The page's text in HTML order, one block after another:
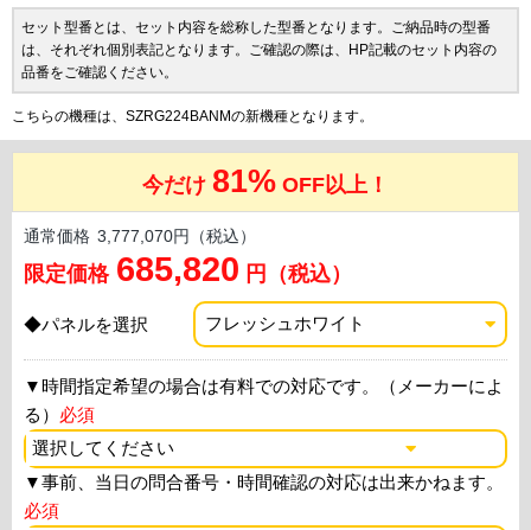
セット型番とは、セット内容を総称した型番となります。ご納品時の型番
は、それぞれ個別表記となります。ご確認の際は、HP記載のセット内容の
品番をご確認ください。
こちらの機種は、SZRG224BANMの新機種となります。
今だけ 81% OFF以上！
通常価格 3,777,070円（税込）
限定価格 685,820 円（税込）
◆パネルを選択
▼時間指定希望の場合は有料での対応です。（メーカーによ
る） 必須
▼事前、当日の問合番号・時間確認の対応は出来かねます。
必須